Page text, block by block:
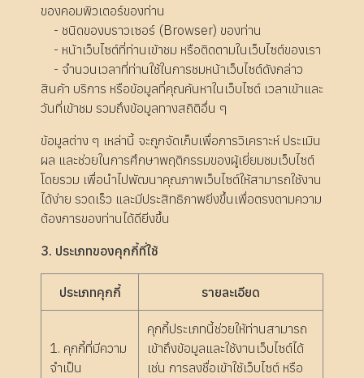
ของคอมพิวเตอร์ของท่าน
- ชนิดของบราวเซอร์ (Browser) ของท่าน
- หน้าเว็บไซต์ที่ท่านเข้าชม หรือติดตามในเว็บไซต์ของเรา
- จำนวนเวลาที่ท่านใช้ในการชมหน้าเว็บไซต์ดังกล่าว
สินค้า บริการ หรือข้อมูลที่คุณค้นหาในเว็บไซต์ เวลาเข้าและ
วันที่เข้าชม รวมถึงข้อมูลทางสถิติอื่น ๆ
ข้อมูลต่าง ๆ เหล่านี้ จะถูกจัดเก็บเพื่อการวิเคราะห์ ประเมิน
ผล และช่วยในการศึกษาพฤติกรรมของผู้เยี่ยมชมเว็บไซต์
โดยรวม เพื่อนำไปพัฒนาคุณภาพเว็บไซต์ให้สามารถใช้งาน
ได้ง่าย รวดเร็ว และมีประสิทธิภาพยิ่งขึ้นเพื่อตรงตามความ
ต้องการของท่านได้ดียิ่งขึ้น
3. ประเภทของคุกกี้ที่ใช้
ประเภทคุกกี้ รายละเอียด
1. คุกกี้ที่มีความ
จำเป็น
คุกกี้ประเภทนี้ช่วยให้ท่านสามารถ
เข้าถึงข้อมูลและใช้งานเว็บไซต์ได้
เช่น การลงชื่อเข้าใช้เว็บไซต์ หรือ